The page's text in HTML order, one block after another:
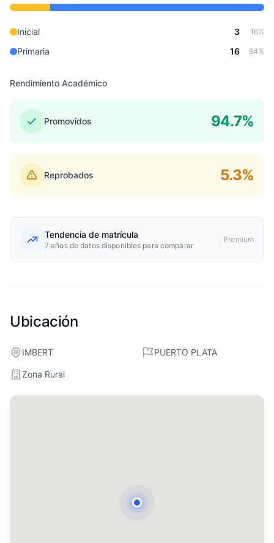
Inicial 3 16%
Primaria 16 84%
Rendimiento Académico
Promovidos 94.7%
Reprobados 5.3%
Tendencia de matrícula
7 años de datos disponibles para comparar
Premium
Ubicación
IMBERT PUERTO PLATA
Zona Rural